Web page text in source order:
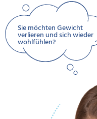
Sie möchten Gewicht
verlieren und sich wieder
wohlfühlen?